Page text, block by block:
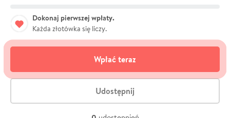
Dokonaj pierwszej wpłaty.
Każda złotówka się liczy.
Wpłać teraz
Udostępnij